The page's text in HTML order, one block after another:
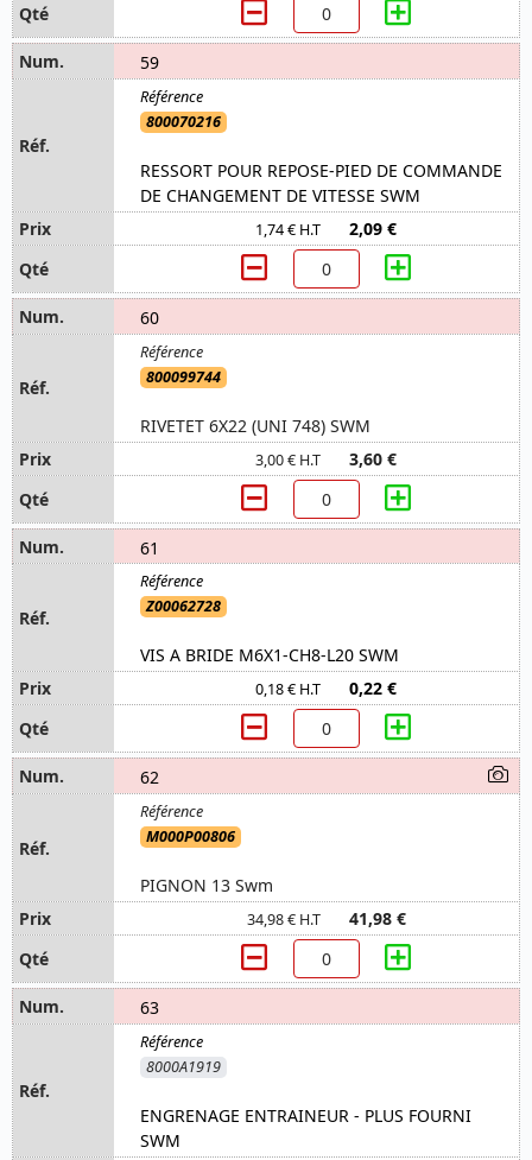
59
800070216
RESSORT POUR REPOSE-PIED DE COMMANDE
DE CHANGEMENT DE VITESSE SWM
1,74 € H.T 2,09 €
60
800099744
RIVETET 6X22 (UNI 748) SWM
3,00 € H.T 3,60 €
61
Z00062728
VIS A BRIDE M6X1-CH8-L20 SWM
0,18 € H.T 0,22 €
62
M000P00806
PIGNON 13 Swm
34,98 € H.T 41,98 €
63
8000A1919
ENGRENAGE ENTRAINEUR - PLUS FOURNI
SWM